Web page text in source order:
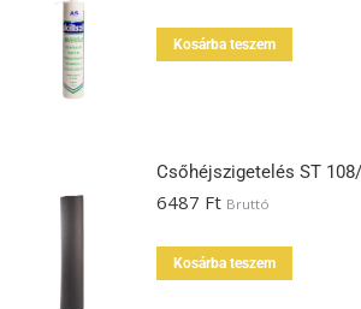
Kosárba teszem
Csőhéjszigetelés ST
6487 Ft Bruttó
Kosárba teszem